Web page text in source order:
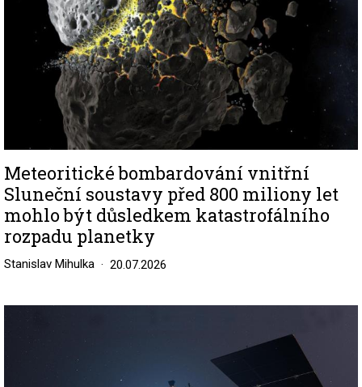
Meteoritické bombardování vnitřní
Sluneční soustavy před 800 miliony let
mohlo být důsledkem katastrofálního
rozpadu planetky
Stanislav Mihulka 20.07.2026